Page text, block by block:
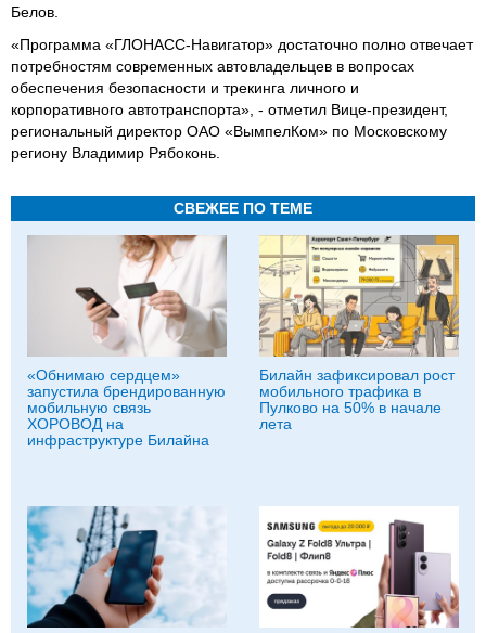
Белов.
«Программа «ГЛОНАСС-Навигатор» достаточно полно отвечает
потребностям современных автовладельцев в вопросах
обеспечения безопасности и трекинга личного и
корпоративного автотранспорта», - отметил Вице-президент,
региональный директор ОАО «ВымпелКом» по Московскому
региону Владимир Рябоконь.
СВЕЖЕЕ ПО ТЕМЕ
«Обнимаю сердцем»
запустила брендированную
мобильную связь
ХОРОВОД на
инфраструктуре Билайна
Билайн зафиксировал рост
мобильного трафика в
Пулково на 50% в начале
лета